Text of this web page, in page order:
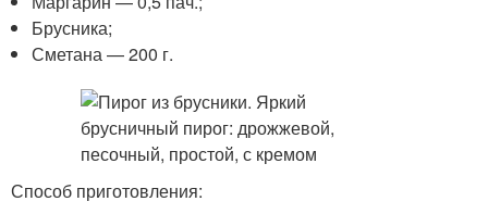
Брусника;
Сметана — 200 г.
Способ приготовления: